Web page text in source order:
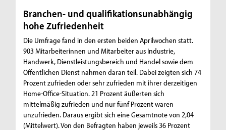
Branchen- und qualifikationsunabhängig
hohe Zufriedenheit
Die Umfrage fand in den ersten beiden Aprilwochen statt.
903 Mitarbeiterinnen und Mitarbeiter aus Industrie,
Handwerk, Dienstleistungsbereich und Handel sowie dem
Öffentlichen Dienst nahmen daran teil. Dabei zeigten sich 74
Prozent zufrieden oder sehr zufrieden mit ihrer derzeitigen
Home-Office-Situation. 21 Prozent äußerten sich
mittelmäßig zufrieden und nur fünf Prozent waren
unzufrieden. Daraus ergibt sich eine Gesamtnote von 2,04
(Mittelwert). Von den Befragten haben jeweils 36 Prozent